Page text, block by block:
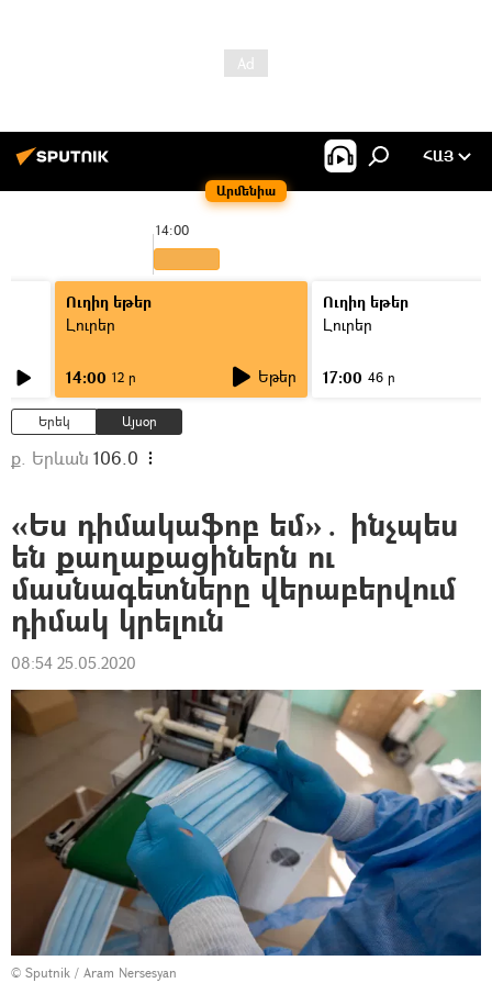
Արմենիա
ՀԱՅ
14:00
Ուղիղ եթեր
Լուրեր
14:00 12 ր Եթեր
Ուղիղ եթեր
Լուրեր
17:00 46 ր
Երեկ Այսօր
ք. Երևան 106.0
«Ես դիմակաֆոբ եմ»․ ինչպես
են քաղաքացիներն ու
մասնագետները վերաբերվում
դիմակ կրելուն
08:54 25.05.2020
© Sputnik / Aram Nersesyan